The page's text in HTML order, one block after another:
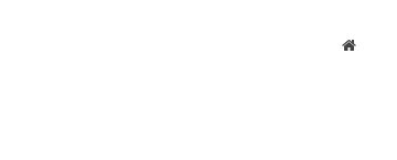
Website